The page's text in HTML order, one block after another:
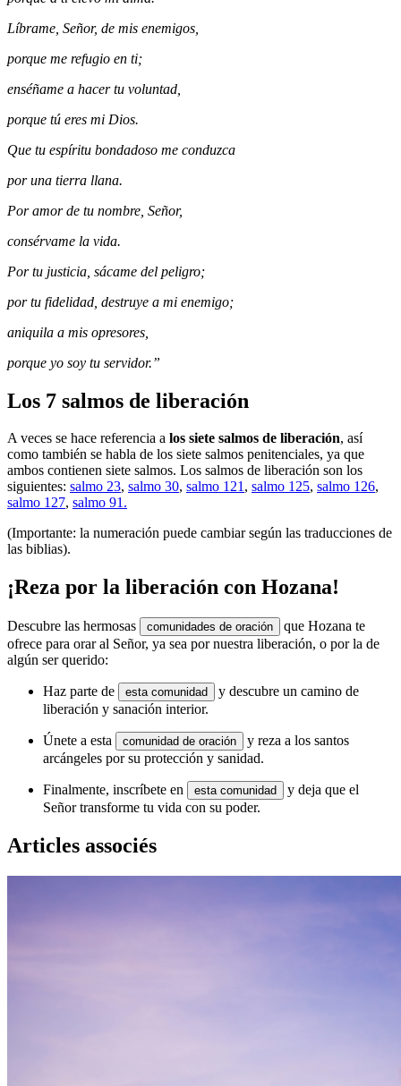
Líbrame, Señor, de mis enemigos,
porque me refugio en ti;
enséñame a hacer tu voluntad,
porque tú eres mi Dios.
Que tu espíritu bondadoso me conduzca
por una tierra llana.
Por amor de tu nombre, Señor,
consérvame la vida.
Por tu justicia, sácame del peligro;
por tu fidelidad, destruye a mi enemigo;
aniquila a mis opresores,
porque yo soy tu servidor.”
Los 7 salmos de liberación
A veces se hace referencia a los siete salmos de liberación, así
como también se habla de los siete salmos penitenciales, ya que
ambos contienen siete salmos. Los salmos de liberación son los
siguientes: salmo 23, salmo 30, salmo 121, salmo 125, salmo 126,
salmo 127, salmo 91.
(Importante: la numeración puede cambiar según las traducciones de
las biblias).
¡Reza por la liberación con Hozana!
Descubre las hermosas comunidades de oración
que Hozana te
ofrece para orar al Señor, ya sea por nuestra liberación, o por la de
algún ser querido:
Haz parte de esta comunidad
y descubre un camino de
liberación y sanación interior.
Únete a esta comunidad de oración
y reza a los santos
arcángeles por su protección y sanidad.
Finalmente, inscríbete en esta comunidad
y deja que el
Señor transforme tu vida con su poder.
Articles associés